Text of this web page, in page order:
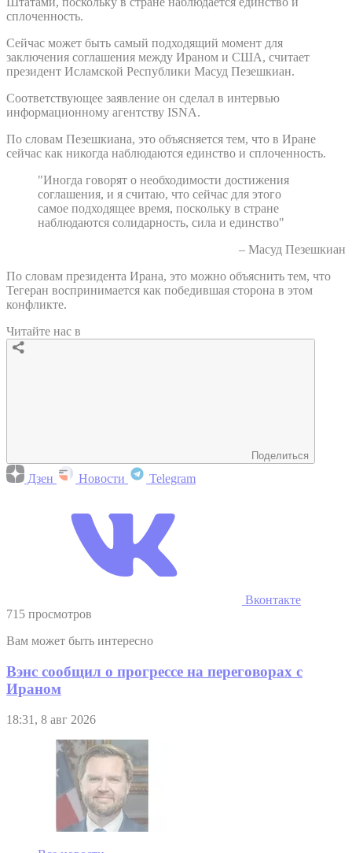
сплоченность.
Сейчас может быть самый подходящий момент для
заключения соглашения между Ираном и США, считает
президент Исламской Республики Масуд Пезешкиан.
Соответствующее заявление он сделал в интервью
информационному агентству ISNA.
По словам Пезешкиана, это объясняется тем, что в Иране
сейчас как никогда наблюдаются единство и сплоченность.
"Иногда говорят о необходимости достижения
соглашения, и я считаю, что сейчас для этого
самое подходящее время, поскольку в стране
наблюдаются солидарность, сила и единство"
– Масуд Пезешкиан
По словам президента Ирана, это можно объяснить тем, что
Тегеран воспринимается как победившая сторона в этом
конфликте.
Читайте нас в
Поделиться
Дзен Новости Telegram
Вконтакте
715 просмотров
Вам может быть интересно
Вэнс сообщил о прогрессе на переговорах с
Ираном
18:31, 8 авг 2026